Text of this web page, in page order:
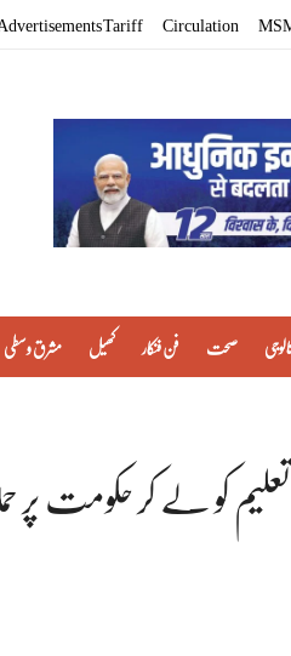
Tariff Circulation
مشرق وسطی کھیل فن فنکار صحت